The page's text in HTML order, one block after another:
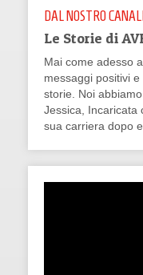
DAL NOSTRO
Le Storie di
Mai come adesso
messaggi positivi
storie. Noi
Jessica, Incaricata
sua carriera dopo